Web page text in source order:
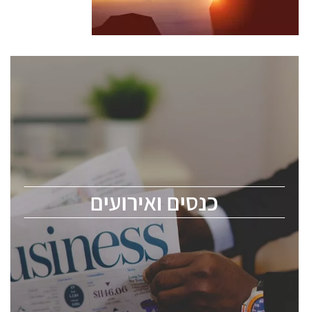
כנסים ואירועים
כנסים ואירועים
לכל העוסקים בתעשיית הסמיקונדקטור כולל מהנדסים,
ChipEx2026 will be held on May 12-13, 2026. The
conference is intended for everyone involved in the
semiconductor industry, including engineers,
professional experts, and senior executives.